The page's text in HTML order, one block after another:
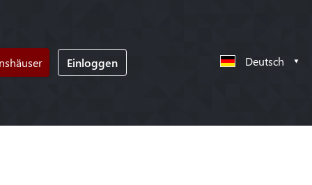
Einloggen Deutsch